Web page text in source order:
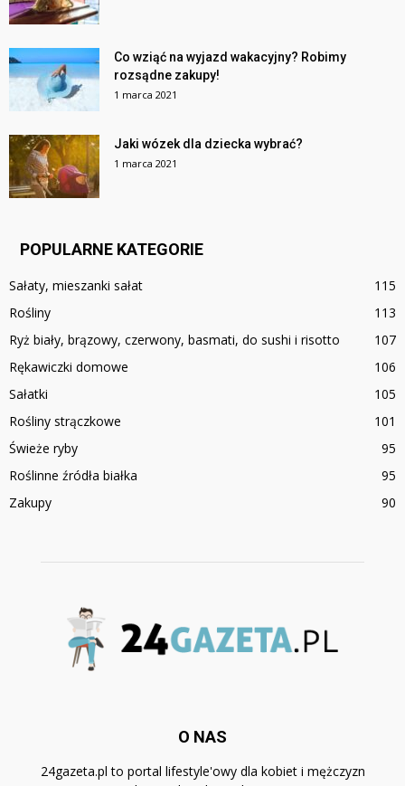
Co wziąć na wyjazd wakacyjny? Robimy
rozsądne zakupy!
1 marca 2021
Jaki wózek dla dziecka wybrać?
1 marca 2021
POPULARNE KATEGORIE
Sałaty, mieszanki sałat
115
Rośliny
113
Ryż biały, brązowy, czerwony, basmati, do sushi i risotto
107
Rękawiczki domowe
106
Sałatki
105
Rośliny strączkowe
101
Świeże ryby
95
Roślinne źródła białka
95
Zakupy
90
O NAS
24gazeta.pl to portal lifestyle'owy dla kobiet i mężczyzn